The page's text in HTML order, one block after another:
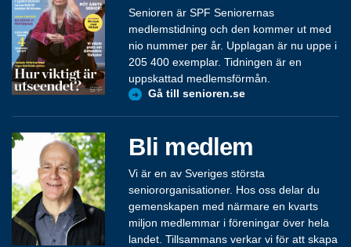
Senioren är SPF Seniorernas
medlemstidning och den kommer ut med
nio nummer per år. Upplagan är nu uppe i
205 400 exemplar. Tidningen är en
uppskattad medlemsförmån.
Gå till senioren.se
Bli medlem
Vi är en av Sveriges största
seniororganisationer. Hos oss delar du
gemenskapen med närmare en kvarts
miljon medlemmar i föreningar över hela
landet. Tillsammans verkar vi för att skapa